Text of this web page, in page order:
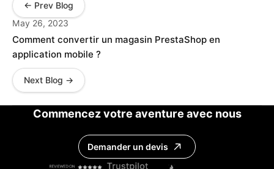
← Prev Blog
May 26, 2023
Comment convertir un magasin PrestaShop en
application mobile ?
Next Blog →
Commencez votre aventure avec nous
Demander un devis